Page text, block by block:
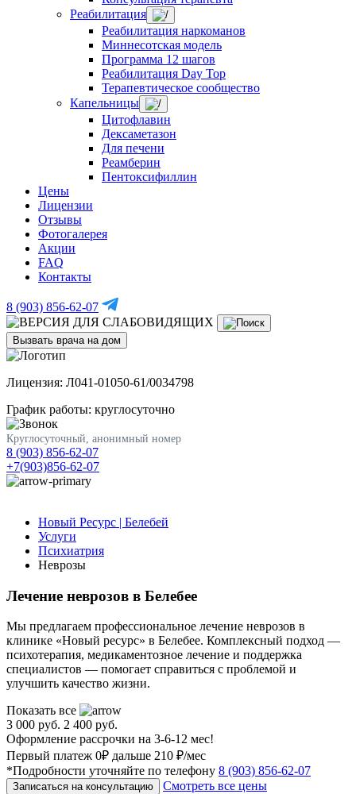
Реабилитация
Реабилитация наркоманов
Миннесотская модель
Программа 12 шагов
Реабилитация Day Top
Терапевтическое сообщество
Капельницы
Цитофлавин
Дексаметазон
Для печени
Реамберин
Пентоксифиллин
Цены
Лицензии
Отзывы
Фотогалерея
Акции
FAQ
Контакты
8 (903) 856-62-07
Вызвать врача на дом
Лицензия: Л041-01050-61/0034798
График работы: круглосуточно
Круглосуточный, анонимный номер
8 (903) 856-62-07
+7(903)856-62-07
Новый Ресурс | Белебей
Услуги
Психиатрия
Неврозы
Лечение неврозов в Белебее
Мы предлагаем профессиональное лечение неврозов в
клинике «Новый ресурс» в Белебее. Комплексный подход —
психотерапия, медикаментозное лечение и поддержка
специалистов — помогает справиться с проблемой и
улучшить качество жизни.
Показать все
3 000 руб. 2 400 руб.
Оформление рассрочки на 3-6-12 мес!
Первый платеж 0₽ дальше 210 ₽/мес
*Подробности уточняйте по телефону 8 (903) 856-62-07
Записаться на консультацию Смотреть все цены